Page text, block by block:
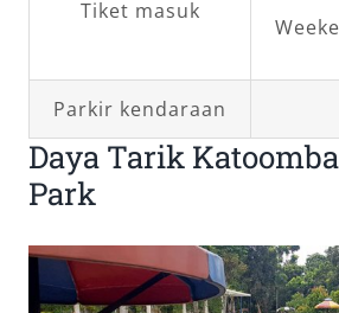
Tiket masuk
Parkir kendaraan
Daya Tarik
Park